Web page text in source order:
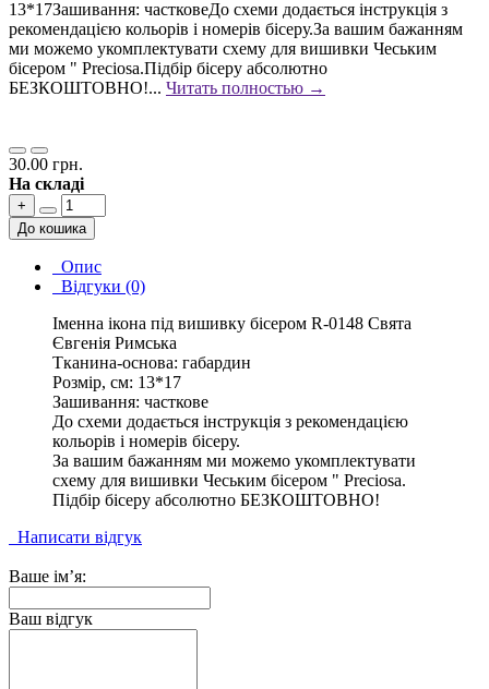
13*17Зашивання: частковеДо схеми додається інструкція з
рекомендацією кольорів і номерів бісеру.За вашим бажанням
ми можемо укомплектувати схему для вишивки Чеським
бісером " Preciosa.Підбір бісеру абсолютно
БЕЗКОШТОВНО!... Читать полностью →
30.00 грн.
На складі
+
До кошика
Опис
Відгуки (0)
Іменна ікона під вишивку бісером R-0148 Свята
Євгенія Римська
Тканина-основа: габардин
Розмір, см: 13*17
Зашивання: часткове
До схеми додається інструкція з рекомендацією
кольорів і номерів бісеру.
За вашим бажанням ми можемо укомплектувати
схему для вишивки Чеським бісером " Preciosa.
Підбір бісеру абсолютно БЕЗКОШТОВНО!
Написати відгук
Ваше ім’я:
Ваш відгук